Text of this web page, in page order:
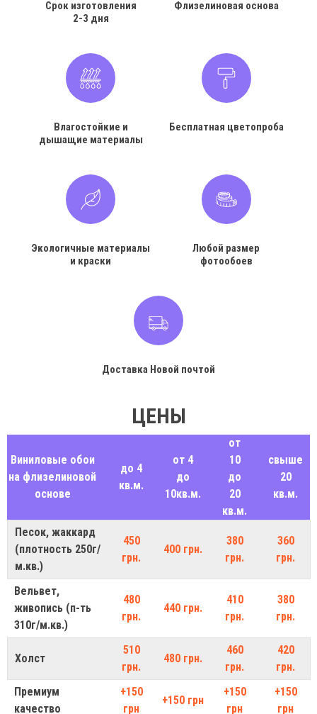
Срок изготовления
2-3 дня
Флизелиновая основа
Влагостойкие и
дышащие материалы
Бесплатная цветопроба
Экологичные материалы
и краски
Любой размер
фотообоев
Доставка Новой почтой
ЦЕНЫ
Виниловые обои
на флизелиновой
основе
до 4
кв.м.
от 4
до
10кв.м.
от
10
до
20
кв.м.
свыше
20
кв.м.
Песок, жаккард
(плотность 250г/
м.кв.)
450
грн.
400 грн.
380
грн.
360
грн.
Вельвет,
живопись (п-ть
310г/м.кв.)
480
грн.
440 грн.
410
грн.
380
грн.
Холст
510
грн.
480 грн.
460
грн.
420
грн.
Премиум
качество
+150
грн
+150 грн
+150
грн
+150
грн